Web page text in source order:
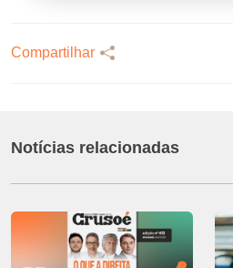
Compartilhar
Notícias relacionadas